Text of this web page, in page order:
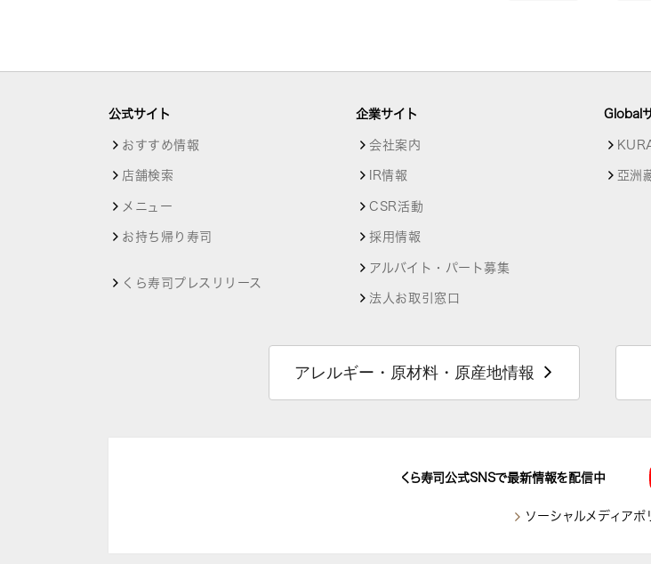
公式サイト
おすすめ情報
店舗検索
メニュー
お持ち帰り寿司
くら寿司プレスリリース
企業サイト
会社案内
IR情報
CSR活動
採用情報
アルバイト・パート募集
法人お取引窓口
Global
亞洲
アレルギー・原材料・原産地情報
くら寿司公式SNSで最新情報を配信中
ソーシャルメディアポ